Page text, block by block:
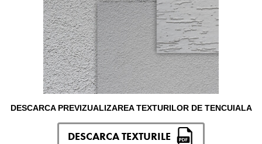
DESCARCA PREVIZUALIZAREA TEXTURILOR DE TENCUIALA
DESCARCA TEXTURILE